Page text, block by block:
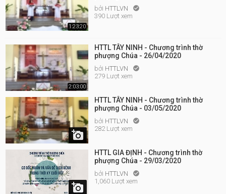
1:23:20
bởi HTTLVN 
390 Lượt xem
2:03:00
HTTL TÂY NINH - Chương trình thờ
phượng Chúa - 26/04/2020
bởi HTTLVN 
279 Lượt xem

HTTL TÂY NINH - Chương trình thờ
phượng Chúa - 03/05/2020
bởi HTTLVN 
282 Lượt xem

HTTL GIA ĐỊNH - Chương trình thờ
phượng Chúa - 29/03/2020
bởi HTTLVN 
1,060 Lượt xem